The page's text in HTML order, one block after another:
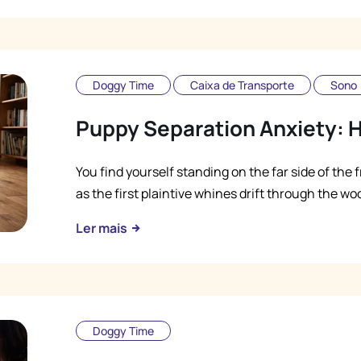
Doggy Time Caixa de Transporte Sono
Puppy Separation Anxiety:
You find yourself standing on the far side of the
as the first plaintive whines drift through the
Ler mais
Doggy Time